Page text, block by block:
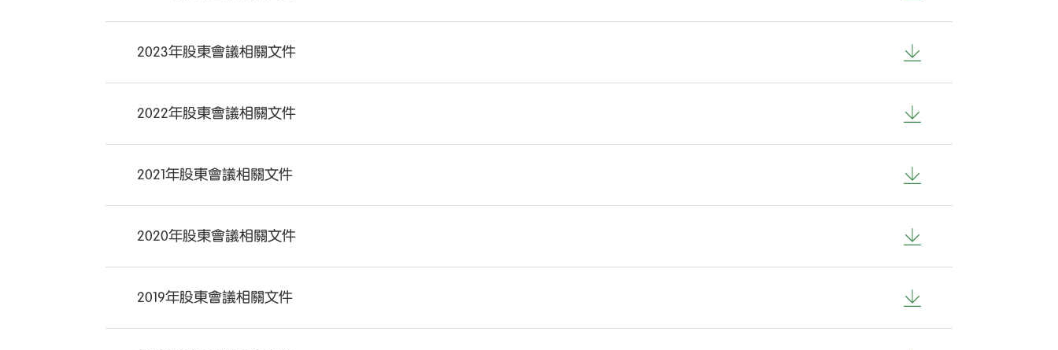
2023年股東會議相關文件
2022年股東會議相關文件
2021年股東會議相關文件
2020年股東會議相關文件
2019年股東會議相關文件